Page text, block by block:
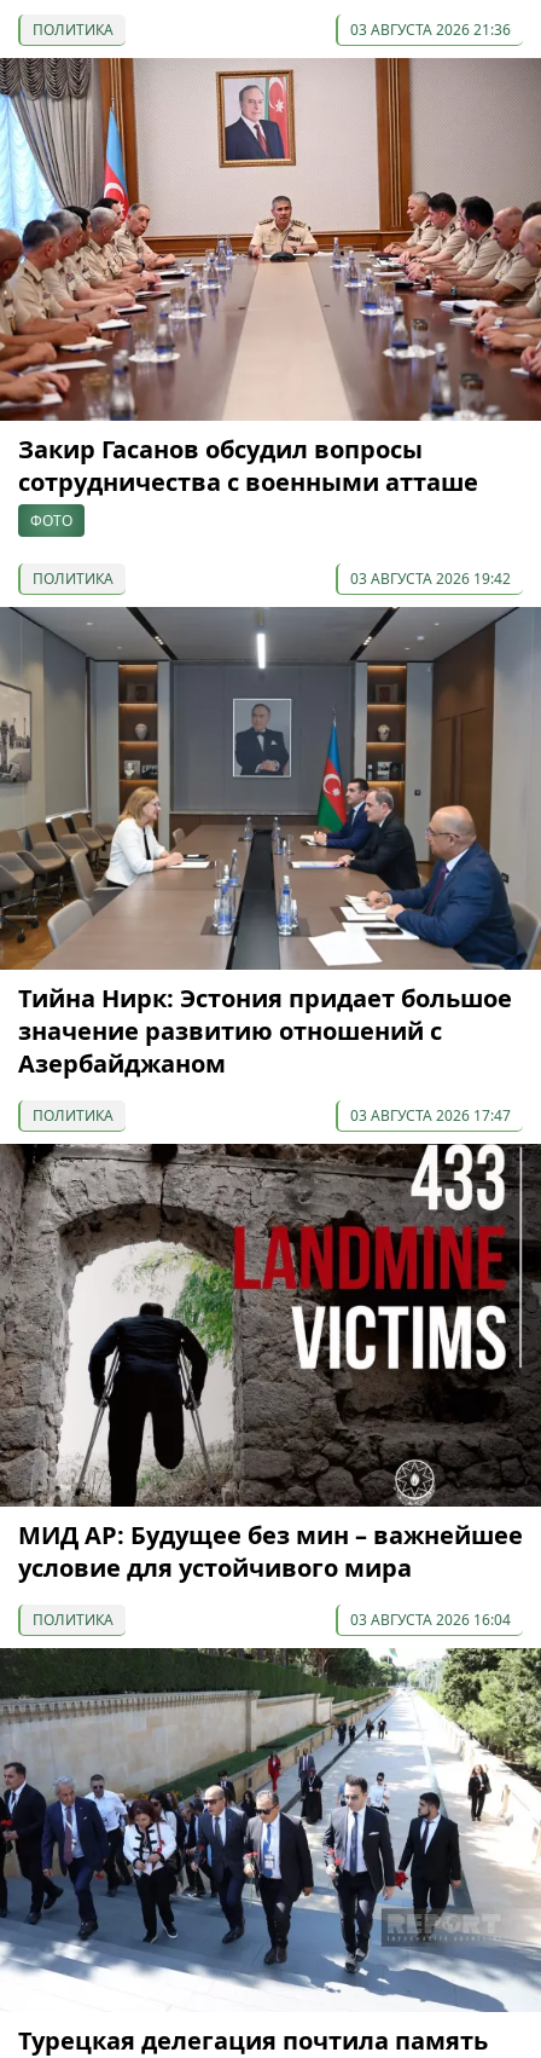
ПОЛИТИКА 03 АВГУСТА 2026 21:36
Закир Гасанов обсудил вопросы
сотрудничества с военными атташе
ФОТО
ПОЛИТИКА 03 АВГУСТА 2026 19:42
Тийна Нирк: Эстония придает большое
значение развитию отношений с
Азербайджаном
ПОЛИТИКА 03 АВГУСТА 2026 17:47
МИД АР: Будущее без мин – важнейшее
условие для устойчивого мира
ПОЛИТИКА 03 АВГУСТА 2026 16:04
Турецкая делегация почтила память